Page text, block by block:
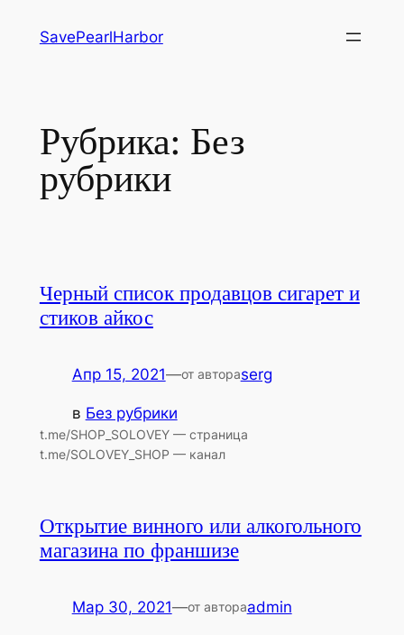
SavePearlHarbor
Рубрика: Без
рубрики
Черный список продавцов сигарет и
стиков айкос
Апр 15, 2021—от автораserg
в Без рубрики
t.me/SHOP_SOLOVEY — страница
t.me/SOLOVEY_SHOP — канал
Открытие винного или алкогольного
магазина по франшизе
Мар 30, 2021—от автораadmin